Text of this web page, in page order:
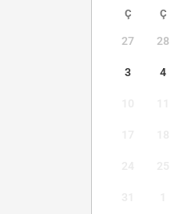
Ç Ç
27 28
3 4